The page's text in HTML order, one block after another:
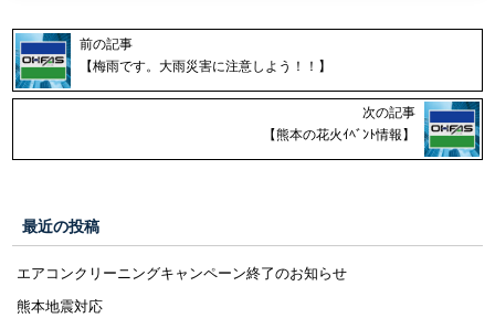
前の記事
【梅雨です。大雨災害に注意しよう！！】
次の記事
【熊本の花火ｲﾍﾞﾝﾄ情報】
最近の投稿
エアコンクリーニングキャンペーン終了のお知らせ
熊本地震対応